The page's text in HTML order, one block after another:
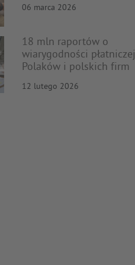
06 marca 2026
18 mln raportów o
wiarygodności płatniczej
Polaków i polskich firm
12 lutego 2026